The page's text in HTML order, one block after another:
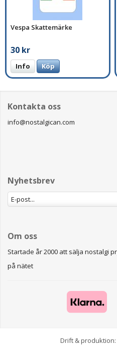
Vespa Skattemärke
30 kr
Info Köp
Kontakta oss
info@nostalgican.com
Nyhetsbrev
Om oss
Startade år 2000 att sälja nostalgi
på nätet
Drift & produktion: